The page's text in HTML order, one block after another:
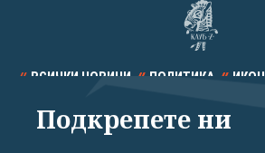
ВСИЧКИ НОВИНИ ПОЛИТИКА
СПОРТ КУЛТУРА ТЕХНОЛОГИИ
Подкрепете ни